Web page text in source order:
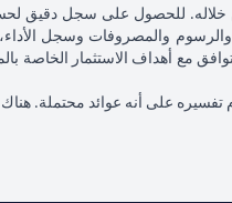
للحصول على سجل دقيق
والمصروفات وسجل
مع أهداف الاستثمار
تفسيره على أنه عوائد محتملة.